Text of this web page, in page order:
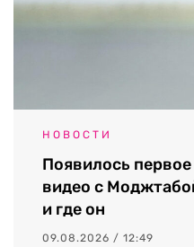
НОВОСТИ
Появилось
видео с
и где он
09.08.2026 / 12:49